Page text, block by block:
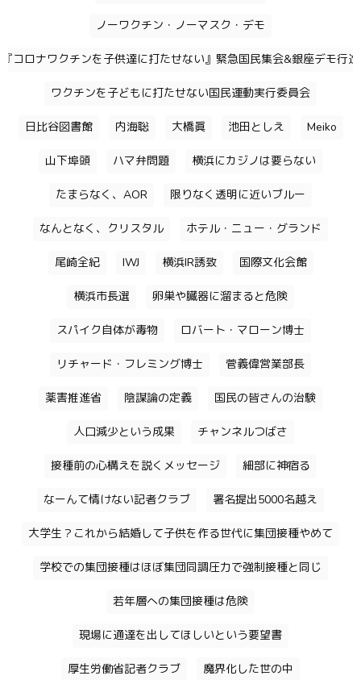
ノーワクチン・ノーマスク・デモ
『コロナワクチンを子供達に打たせない』緊急国民集会&銀座デモ行進
ワクチンを子どもに打たせない国民運動実行委員会
日比谷図書館 内海聡 大橋眞 池田としえ Meiko
山下埠頭 ハマ弁問題 横浜にカジノは要らない
たまらなく、AOR 限りなく透明に近いブルー
なんとなく、クリスタル ホテル・ニュー・グランド
尾崎全紀 IWJ 横浜IR誘致 国際文化会館
横浜市長選 卵巣や臓器に溜まると危険
スパイク自体が毒物 ロバート・マローン博士
リチャード・フレミング博士 菅義偉営業部長
薬害推進省 陰謀論の定義 国民の皆さんの治験
人口減少という成果 チャンネルつばさ
接種前の心構えを説くメッセージ 細部に神宿る
なーんて情けない記者クラブ 署名提出5000名越え
大学生？これから結婚して子供を作る世代に集団接種やめて
学校での集団接種はほぼ集団同調圧力で強制接種と同じ
若年層への集団接種は危険
現場に通達を出してほしいという要望書
厚生労働省記者クラブ 魔界化した世の中